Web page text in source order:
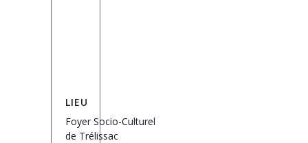
LIEU
Foyer Socio-Culturel
de Trélissac